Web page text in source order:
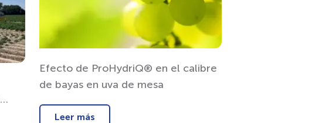
Efecto de ProHydriQ® en el calibre
de bayas en uva de mesa
Leer más